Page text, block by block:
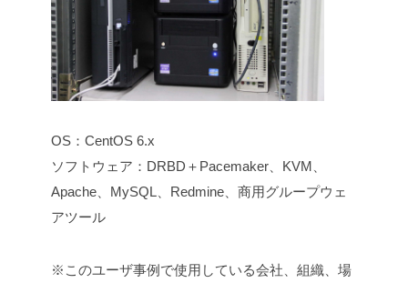
OS：CentOS 6.x
ソフトウェア：DRBD＋Pacemaker、KVM、
Apache、MySQL、Redmine、商用グループウェ
アツール
※このユーザ事例で使用している会社、組織、場